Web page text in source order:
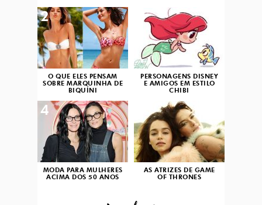
O QUE ELES PENSAM
SOBRE MARQUINHA DE
BIQUÍNI
2
PERSONAGENS DISNEY
E AMIGOS EM ESTILO
CHIBI
3
MODA PARA MULHERES
ACIMA DOS 50 ANOS
4
AS ATRIZES DE GAME
OF THRONES